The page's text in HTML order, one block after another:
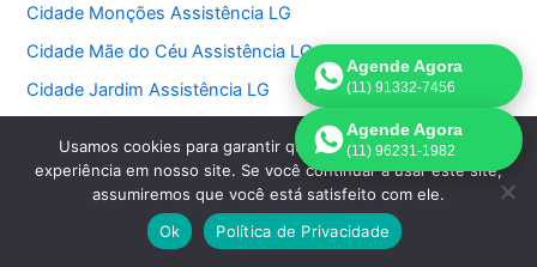
Cidade Monções Assistência LG
Cidade Mãe do Céu Assistência LG
Cidade Jardim Assistência LG
Chácara Santo Antonio Assistência LG
Chácara Monte Alegre Assistência LG
Chácara Klabin Assistência LG
Agende Agora
(11) 91332-7456
Agende Agora
(11) 96231-1982
Usamos cookies para garantir que oferecemos a melhor
experiência em nosso site. Se você continuar a usar este site,
assumiremos que você está satisfeito com ele.
Ok
Política de Privacidade